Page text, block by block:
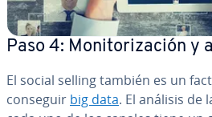
Paso 4: Mo­ni­to­ri­za­ción y
El social selling también es un
conseguir big data. El análisis de